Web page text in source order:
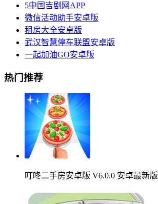
5中国吉剧网APP
微信活动助手安卓版
租房大全安卓版
武汉智慧停车联盟安卓版
一起加油GO安卓版
热门推荐
叮咚二手房安卓版 V6.0.0 安卓最新版